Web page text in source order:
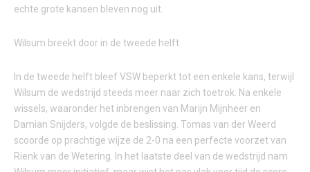
echte grote kansen bleven nog uit.
Wilsum breekt door in de tweede helft
In de tweede helft bleef VSW beperkt tot een enkele kans, terwijl
Wilsum de wedstrijd steeds meer naar zich toetrok. Na enkele
wissels, waaronder het inbrengen van Marijn Mijnheer en
Damian Snijders, volgde de beslissing. Tomas van der Weerd
scoorde op prachtige wijze de 2-0 na een perfecte voorzet van
Rienk van de Wetering. In het laatste deel van de wedstrijd nam